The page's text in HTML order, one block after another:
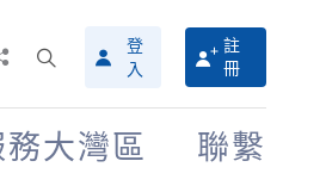
搜
尋
介
登
入
註
冊
務大灣區 聯繫